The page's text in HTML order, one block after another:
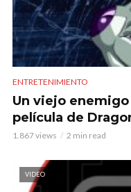
ENTRETENIMIENTO
Un viejo
película de
1.867 views 2 min read
VIDEO